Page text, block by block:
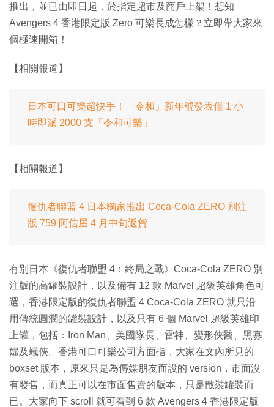
推出，並已由即日起，於指定超市及商戶上架！想知
Avengers 4 香港限定版 Zero 可樂長成怎樣？立即帶大家來
個極速開箱！
【相關報道】
日本可口可樂超快手！「令和」新年號發表僅 1 小
時即派 2000 支「令和可樂」
【相關報道】
復仇者聯盟 4 日本獨家推出 Coca-Cola ZERO 別注
版 759 阿信屋 4 月中旬返貨
有別日本《復仇者聯盟 4：終局之戰》Coca-Cola ZERO 別
注版的高罐裝設計，以及備有 12 款 Marvel 超級英雄角色可
選，香港限定版的復仇者聯盟 4 Coca-Cola ZERO 就只沿
用傳統圓潤的罐裝設計，以及只有 6 個 Marvel 超級英雄印
上罐，包括：Iron Man、美國隊長、雷神、變形俠醫、黑寡
婦及蟻俠。香港可口可樂公司方面指，大家在文內所見的
boxset 版本，原來只是為傳媒朋友而設的 version，市面沒
有發售，而真正可以在市面售賣的版本，只是散裝罐裝而
已。大家向下 scroll 就可看到 6 款 Avengers 4 香港限定版